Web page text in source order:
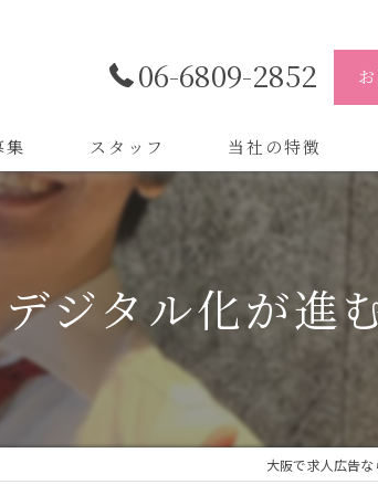
06-6809-2852
集 スタッフ 当社の特徴
バイトル
デザイン
ジタル化が進
大阪で求人広告